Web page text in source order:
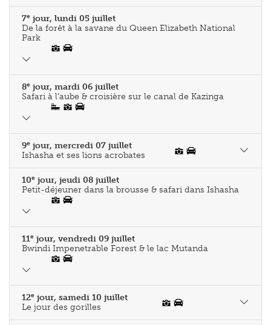
7e jour, lundi 05 juillet
De la forêt à la savane du Queen Elizabeth National
Park
8e jour, mardi 06 juillet
Safari à l’aube & croisière sur le canal de Kazinga
9e jour, mercredi 07 juillet
Ishasha et ses lions acrobates
10e jour, jeudi 08 juillet
Petit-déjeuner dans la brousse & safari dans Ishasha
11e jour, vendredi 09 juillet
Bwindi Impenetrable Forest & le lac Mutanda
12e jour, samedi 10 juillet
Le jour des gorilles